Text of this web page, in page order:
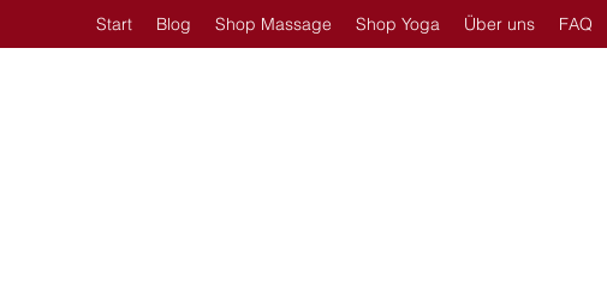
Start Blog Shop Massage Shop Yoga Über uns FAQ